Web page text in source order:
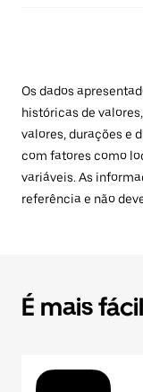
Os dados
históricas de
valores, durações e
com fatores como
variáveis. As
referência e não
É mais